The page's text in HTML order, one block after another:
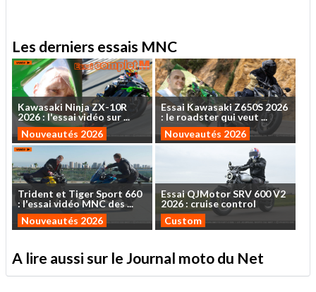
Les derniers essais MNC
Kawasaki NinjaZX-10R
2026: l'essaividéo sur...
Nouveautés 2026
Essai KawasakiZ650S 2026
: le roadsterquiveut ...
Nouveautés 2026
Trident et TigerSport 660
: l'essaividéoMNCdes...
Nouveautés 2026
EssaiQJMotorSRV 600V2
2026 : cruise control
Custom
A lire aussi sur le Journal moto du Net